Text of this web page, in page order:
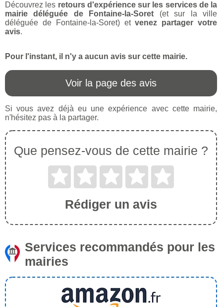
Découvrez les retours d'expérience sur les services de la
mairie déléguée de Fontaine-la-Soret (et sur la ville
déléguée de Fontaine-la-Soret) etvenez partager votre
avis.
Pour l'instant, il n'y a aucun avis sur cette mairie.
Voir la page des avis
Si vous avez déjà eu une expérience avec cette mairie,
n'hésitez pas à la partager.
Que pensez-vous de cette mairie ?
Rédiger un avis
Services recommandés pour les
mairies